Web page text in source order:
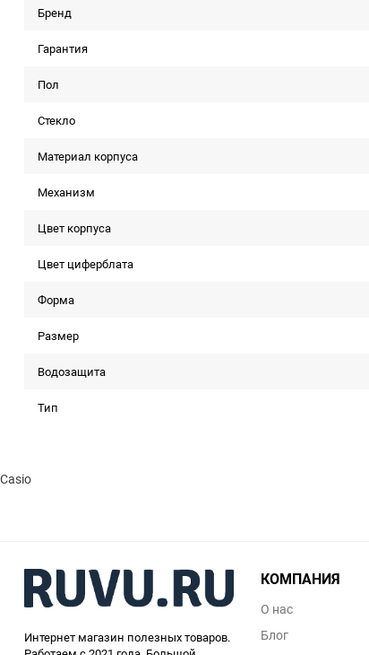
Бренд
Гарантия
Пол
Стекло
Материал корпуса
Механизм
Цвет корпуса
Цвет циферблата
Форма
Размер
Водозащита
Тип
Casio
Интернет магазин полезных товаров.
КОМПАНИЯ
О нас
Блог